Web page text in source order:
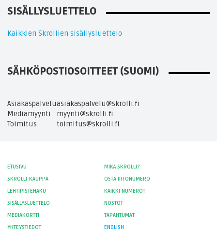
SISÄLLYSLUETTELO
Kaikkien Skrollien sisällysluettelo
SÄHKÖPOSTIOSOITTEET (SUOMI)
Asiakaspalveluasiakaspalvelu@skrolli.fi
Mediamyynti
myynti@skrolli.fi
Toimitus
toimitus@skrolli.fi
ETUSIVU
MIKÄ SKROLLI?
SKROLLI-KAUPPA
OSTA IRTONUMERO
LEHTIPISTEHAKU
KAIKKI NUMEROT
SISÄLLYSLUETTELO
NOSTOT
MEDIAKORTTI
TAPAHTUMAT
YHTEYSTIEDOT
ENGLISH